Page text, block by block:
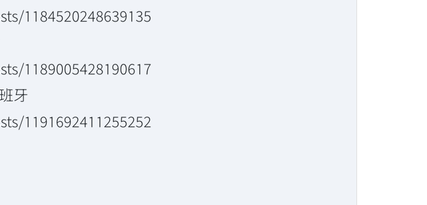
1184520248639135
1189005428190617
牙
1191692411255252